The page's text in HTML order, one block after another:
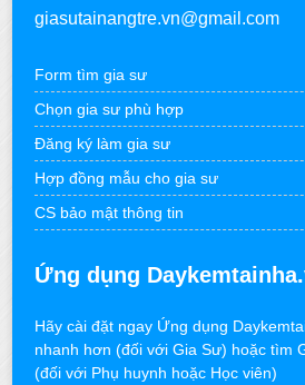
giasutainangtre.vn@gmail.com
Form tìm gia sư
Chọn gia sư phù hợp
Đăng ký làm gia sư
Hợp đồng mẫu cho gia sư
CS bảo mật thông tin
Ứng dụng
Hãy cài đặt ngay Ứng dụng
nhanh hơn (đối với Gia Sư) hoặc tìm
(đối với Phụ huynh hoặc Học viên)